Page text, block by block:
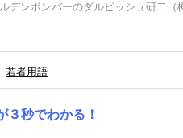
デンボンバーのダルビッシュ研二
若者用語
３秒でわかる！